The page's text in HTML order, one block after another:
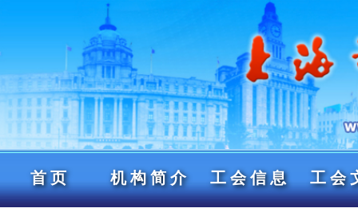
首页 机构简介 工会信息 工会